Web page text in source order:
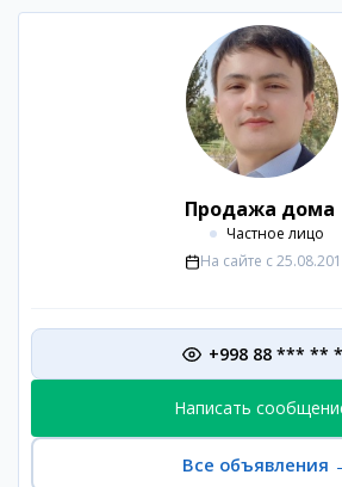
Продажа дома
Частное лицо
На сайте с
+998 88 *** **
Написать
Все объявления